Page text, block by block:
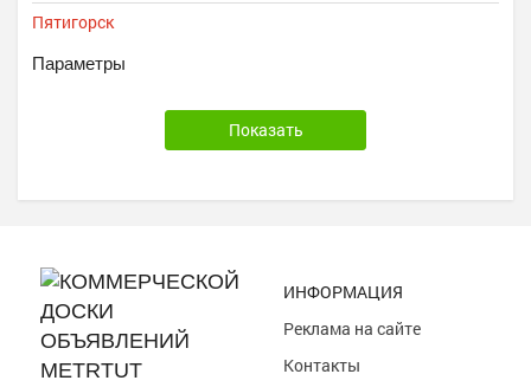
Пятигорск
Параметры
ИНФОРМАЦИЯ
Реклама на сайте
Контакты